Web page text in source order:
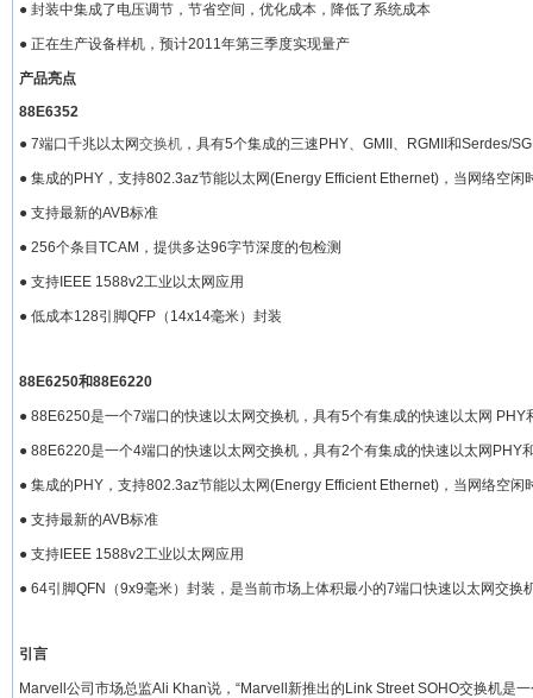
● 封装中集成了电压调节，节省空间，优化成本，降低了系统成本
● 正在生产设备样机，预计2011年第三季度实现量产
产品亮点
88E6352
● 7端口千兆以太网交换机 ，具有5个集成的三速PHY、GMII、RGMII和Serdes/
● 集成的PHY，支持802.3az节能以太网(Energy Efficient Ethernet)，当网络空闲
● 支持最新的AVB标准
● 256个条目TCAM，提供多达96字节深度的包检测
● 支持IEEE 1588v2工业以太网应用
● 低成本128引脚QFP（14x14毫米）封装
88E6250和88E6220
● 88E6250是一个7端口的快速以太网交换机，具有5个有集成的快速以太网 PHY
● 88E6220是一个4端口的快速以太网交换机，具有2个有集成的快速以太网PHY
● 集成的PHY，支持802.3az节能以太网(Energy Efficient Ethernet)，当网络空闲
● 支持最新的AVB标准
● 支持IEEE 1588v2工业以太网应用
● 64引脚QFN（9x9毫米）封装，是当前市场上体积最小的7端口快速以太网交换
引言
Marvell公司市场总监Ali Khan说，“Marvell新推出的Link Street SOHO交换机是